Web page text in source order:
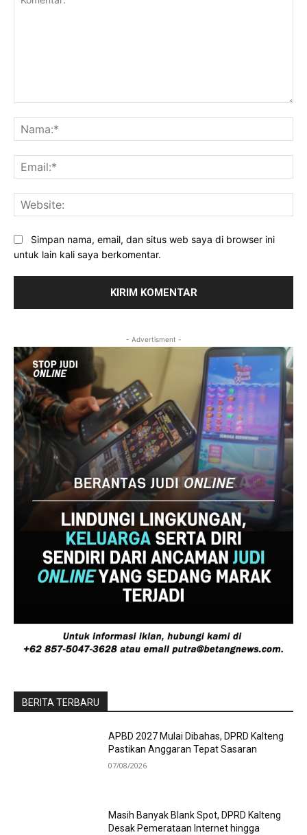
Simpan nama, email, dan situs web saya di browser ini
untuk lain kali saya berkomentar.
- Advertisment -
BERITA TERBARU
APBD 2027 Mulai Dibahas, DPRD Kalteng
Pastikan Anggaran Tepat Sasaran
07/08/2026
Masih Banyak Blank Spot, DPRD Kalteng
Desak Pemerataan Internet hingga